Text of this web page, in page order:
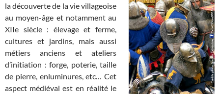
la découverte de la vie villageoise
au moyen-âge et notamment au
XIIe siècle : élevage et ferme,
cultures et jardins, mais aussi
métiers anciens et ateliers
d’initiation : forge, poterie, taille
de pierre, enluminures, etc… Cet
aspect médiéval est en réalité le